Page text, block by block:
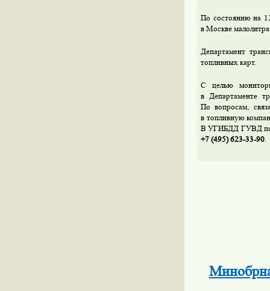
По состоянию на
в Москве
Департамент
топливных карт.
С целью
в Департаменте
По вопросам,
в топливную
В УГИБДД ГУВД по
+7 (495) 623-33-90